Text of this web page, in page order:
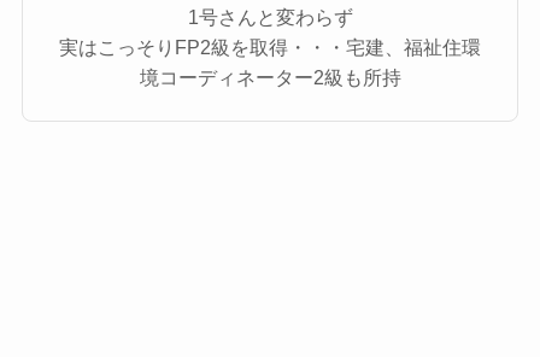
1号さんと変わらず
実はこっそりFP2級を取得・・・宅建、福祉住環
境コーディネーター2級も所持